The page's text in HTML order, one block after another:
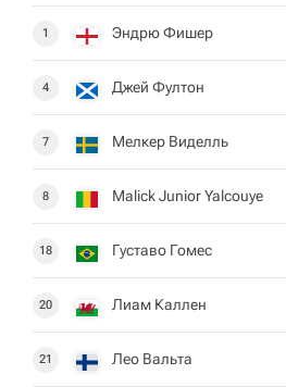
1 Эндрю Фишер
4 Джей Фултон
7 Мелкер Виделль
8 Malick Junior Yalcouye
18 Густаво Гомес
20 Лиам Каллен
21 Лео Вальта